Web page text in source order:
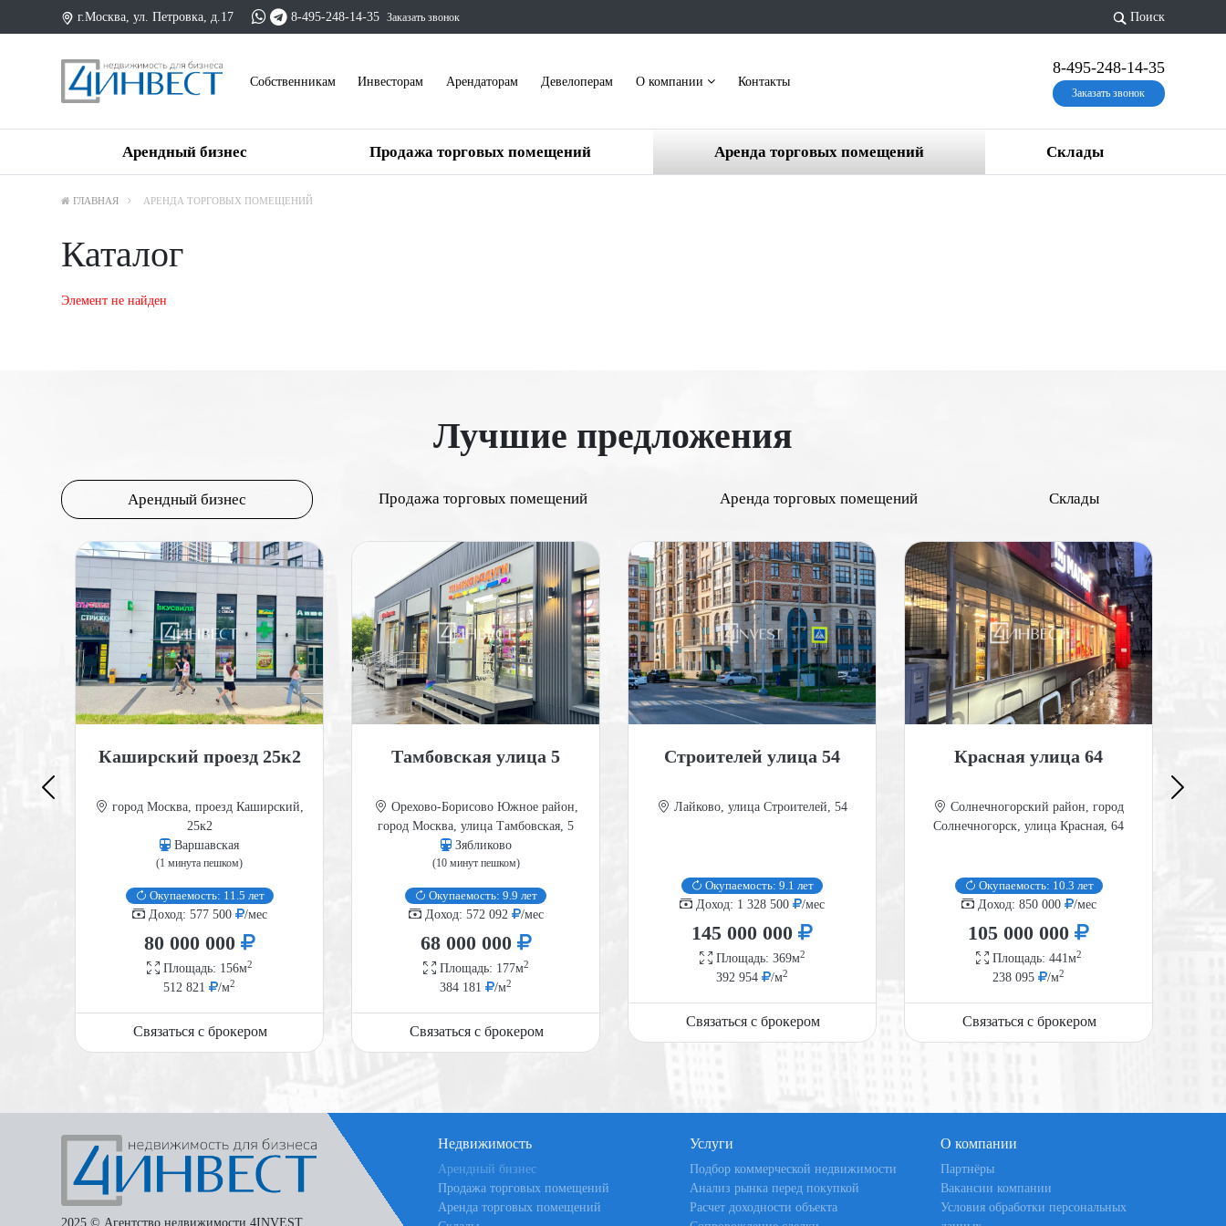
г.Москва, ул. Петровка, д.17 8-495-248-14-35 Заказать звонок Поиск
Cобственникам Инвесторам Арендаторам Девелоперам О компании Контакты
8-495-248-14-35
Заказать звонок
Арендный бизнес Продажа торговых помещений Аренда торговых помещений Склады
ГЛАВНАЯ АРЕНДА ТОРГОВЫХ ПОМЕЩЕНИЙ
Каталог
Элемент не найден
Лучшие предложения
Арендный бизнес Продажа торговых помещений Аренда торговых помещений Склады
Каширский проезд 25к2
город Москва, проезд Каширский,
25к2
Варшавская
(1 минута пешком)
Окупаемость: 11.5 лет
Доход: 577 500
/мес
80 000 000
Площадь: 156м2
512 821 /м2
Связаться с брокером
Тамбовская улица 5
Орехово-Борисово Южное район,
город Москва, улица Тамбовская, 5
Зябликово
(10 минут пешком)
Окупаемость: 9.9 лет
Доход: 572 092
/мес
68 000 000
Площадь: 177м2
384 181 /м2
Связаться с брокером
Строителей улица 54
Лайково, улица Строителей, 54
Окупаемость: 9.1 лет
Доход: 1 328 500
/мес
145 000 000
Площадь: 369м2
392 954 /м2
Связаться с брокером
Красная улица 64
Солнечногорский район, город
Солнечногорск, улица Красная, 64
Окупаемость: 10.3 лет
Доход: 850 000
/мес
105 000 000
Площадь: 441м2
238 095 /м2
Связаться с брокером
2025 © Агентство недвижимости 4INVEST
Недвижимость
Арендный бизнес
Продажа торговых помещений
Аренда торговых помещений
Услуги
Подбор коммерческой недвижимости
Анализ рынка перед покупкой
Расчет доходности объекта
О компании
Партнёры
Вакансии компании
Условия обработки персональных